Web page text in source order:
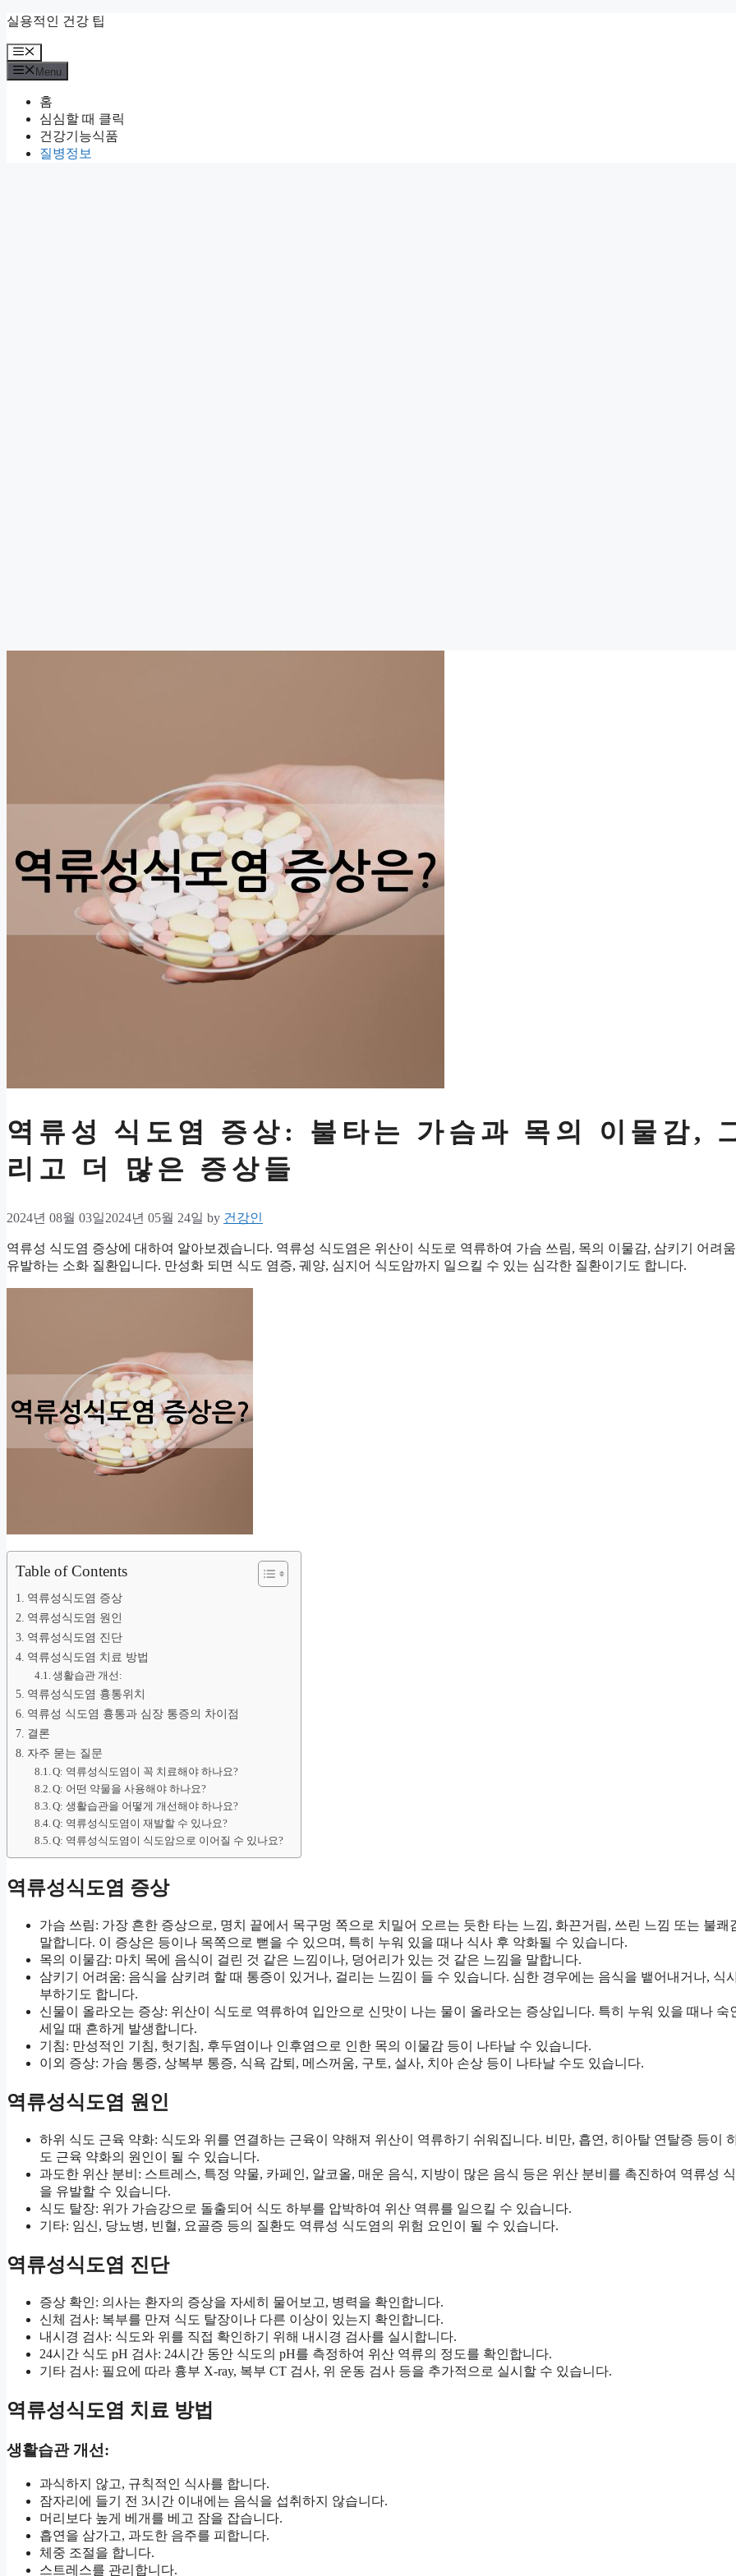
Skip
content
실용적인 건강 팁
Menu
Menu
홈
심심할 때 클릭
건강기능식품
질병정보
역류성 식도염 증상: 불타는 가슴과 목의 이물감,
리고 더 많은 증상들
2024년 08월 03일2024년 05월 24일 by 건강인
역류성 식도염 증상에 대하여 알아보겠습니다. 역류성 식도염은 위산이 식도로 역류하여 가슴 쓰림, 목의 이물감, 삼키기 어려
유발하는 소화 질환입니다. 만성화 되면 식도 염증, 궤양, 심지어 식도암까지 일으킬 수 있는 심각한 질환이기도 합니다.
Table of Contents
역류성식도염 증상
역류성식도염 원인
역류성식도염 진단
역류성식도염 치료 방법
생활습관 개선:
역류성식도염 흉통위치
역류성 식도염 흉통과 심장 통증의 차이점
결론
자주 묻는 질문
Q: 역류성식도염이 꼭 치료해야 하나요?
Q: 어떤 약물을 사용해야 하나요?
Q: 생활습관을 어떻게 개선해야 하나요?
Q: 역류성식도염이 재발할 수 있나요?
Q: 역류성식도염이 식도암으로 이어질 수 있나요?
역류성식도염 증상
가슴 쓰림: 가장 흔한 증상으로, 명치 끝에서 목구멍 쪽으로 치밀어 오르는 듯한 타는 느낌, 화끈거림, 쓰린 느낌 또는 불쾌
말합니다. 이 증상은 등이나 목쪽으로 뻗을 수 있으며, 특히 누워 있을 때나 식사 후 악화될 수 있습니다.
목의 이물감: 마치 목에 음식이 걸린 것 같은 느낌이나, 덩어리가 있는 것 같은 느낌을 말합니다.
삼키기 어려움: 음식을 삼키려 할 때 통증이 있거나, 걸리는 느낌이 들 수 있습니다. 심한 경우에는 음식을 뱉어내거나, 식
부하기도 합니다.
신물이 올라오는 증상: 위산이 식도로 역류하여 입안으로 신맛이 나는 물이 올라오는 증상입니다. 특히 누워 있을 때나 숙
세일 때 흔하게 발생합니다.
기침: 만성적인 기침, 헛기침, 후두염이나 인후염으로 인한 목의 이물감 등이 나타날 수 있습니다.
이외 증상: 가슴 통증, 상복부 통증, 식욕 감퇴, 메스꺼움, 구토, 설사, 치아 손상 등이 나타날 수도 있습니다.
역류성식도염 원인
하위 식도 근육 약화: 식도와 위를 연결하는 근육이 약해져 위산이 역류하기 쉬워집니다. 비만, 흡연, 히아탈 연탈증 등이
도 근육 약화의 원인이 될 수 있습니다.
과도한 위산 분비: 스트레스, 특정 약물, 카페인, 알코올, 매운 음식, 지방이 많은 음식 등은 위산 분비를 촉진하여 역류성
을 유발할 수 있습니다.
식도 탈장: 위가 가슴강으로 돌출되어 식도 하부를 압박하여 위산 역류를 일으킬 수 있습니다.
기타: 임신, 당뇨병, 빈혈, 요골증 등의 질환도 역류성 식도염의 위험 요인이 될 수 있습니다.
역류성식도염 진단
증상 확인: 의사는 환자의 증상을 자세히 물어보고, 병력을 확인합니다.
신체 검사: 복부를 만져 식도 탈장이나 다른 이상이 있는지 확인합니다.
내시경 검사: 식도와 위를 직접 확인하기 위해 내시경 검사를 실시합니다.
24시간 식도 pH 검사: 24시간 동안 식도의 pH를 측정하여 위산 역류의 정도를 확인합니다.
기타 검사: 필요에 따라 흉부 X-ray, 복부 CT 검사, 위 운동 검사 등을 추가적으로 실시할 수 있습니다.
역류성식도염 치료 방법
생활습관 개선:
과식하지 않고, 규칙적인 식사를 합니다.
잠자리에 들기 전 3시간 이내에는 음식을 섭취하지 않습니다.
머리보다 높게 베개를 베고 잠을 잡습니다.
흡연을 삼가고, 과도한 음주를 피합니다.
체중 조절을 합니다.
스트레스를 관리합니다.